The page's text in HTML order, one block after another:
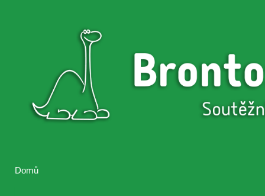
Brontosaurus
Brontosaurus
Domů